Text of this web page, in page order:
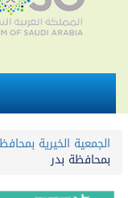
الجمعية الخيرية
بمحافظة بدر